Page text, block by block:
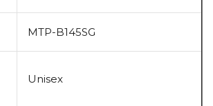
MTP-B145SG
Unisex